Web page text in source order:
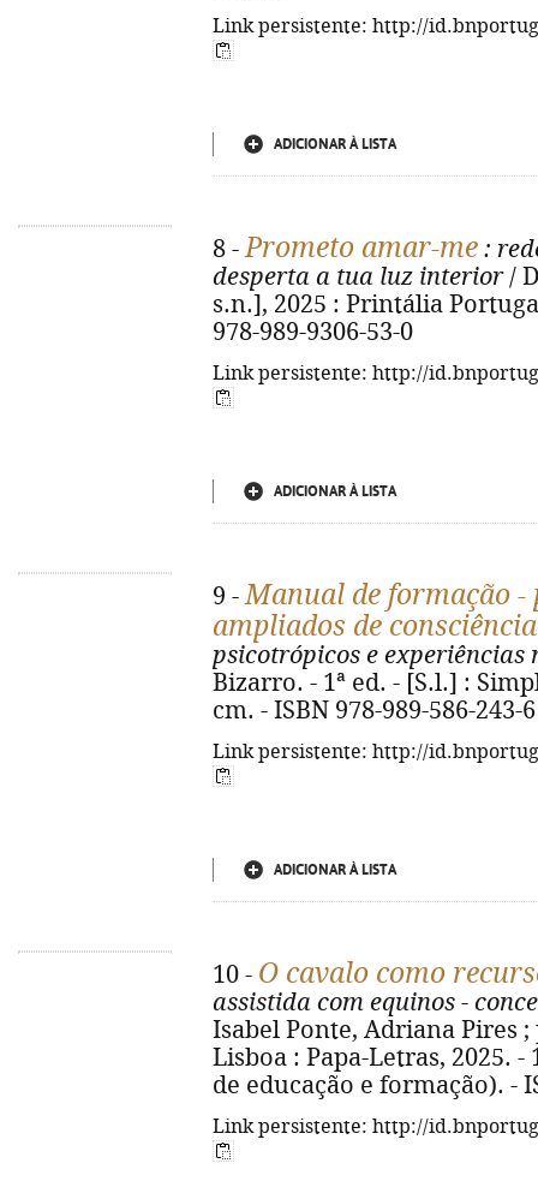
Link persistente: http://
ADICIONAR À LISTA
8 -Prometo amar-me :
desperta a tua luz interior/
s.n.], 2025 : Printália
978-989-9306-53-0
Link persistente: http://
ADICIONAR À LISTA
9 -Manual de formação -
ampliados de consciência
psicotrópicos e experiências
Bizarro. - 1ª ed. - [S.l.] :
cm. - ISBN 978-989-586-243-6
Link persistente: http://
ADICIONAR À LISTA
10 - O cavalo como
assistida com equinos -
Isabel Ponte, Adriana Pires
Lisboa : Papa-Letras, 2025.
de educação e formação). -
Link persistente: http://